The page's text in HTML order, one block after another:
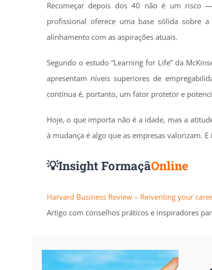
Recomeçar depois dos 40 não é um risco
profissional oferece uma base sólida sobre
alinhamento com as aspirações atuais.
Segundo o estudo “Learning for Life” da
apresentam níveis superiores de
contínua é, portanto, um fator protetor e
Hoje, o que importa não é a idade, mas a
à mudança é algo que as empresas valorizam.
💡Insight FormaçãOnline
Harvard Business Review – Reiventing your
Artigo com conselhos práticos e inspiradores